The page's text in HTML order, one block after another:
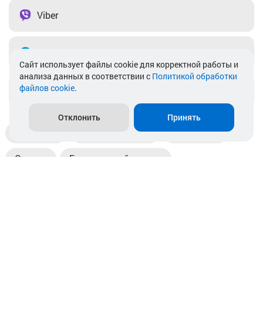
Viber
info@akkamulik.by
Пункты выдачи Магазины
Оплата Безналичный расчет
Cайт использует файлы cookie для корректной работы и
анализа данных в соответствии с Политикой обработки
файлов cookie.
Отклонить Принять